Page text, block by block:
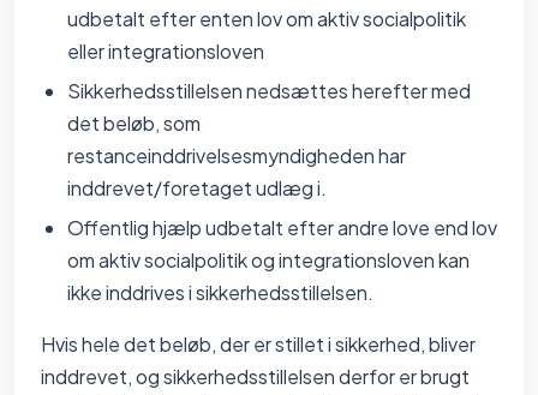
udbetalt efter enten lov om aktiv socialpolitik
eller integrationsloven
Sikkerhedsstillelsen nedsættes herefter med
det beløb, som
restanceinddrivelsesmyndigheden har
inddrevet/foretaget udlæg i.
Offentlig hjælp udbetalt efter andre love end lov
om aktiv socialpolitik og integrationsloven kan
ikke inddrives i sikkerhedsstillelsen.
Hvis hele det beløb, der er stillet i sikkerhed, bliver
inddrevet, og sikkerhedsstillelsen derfor er brugt